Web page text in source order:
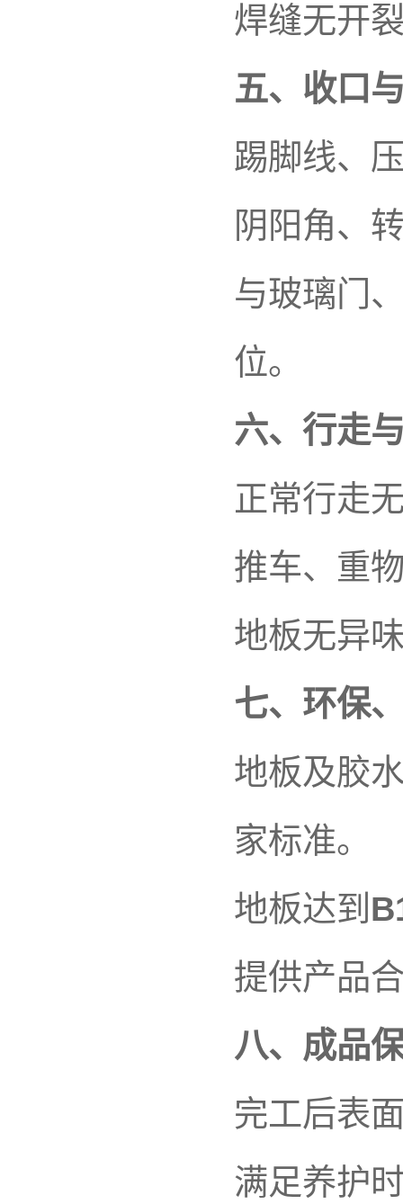
焊缝无开
五、收口
踢脚线、
阴阳角、
与玻璃门
位。
六、行走
正常行走
推车、重
地板无异
七、环保
地板及胶
家标准。
地板达到
提供产品
八、成品
完工后表
满足养护